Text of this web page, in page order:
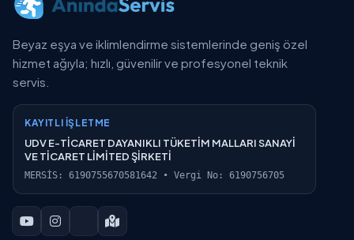
Beyaz eşya ve iklimlendirme sistemlerinde geniş özel
hizmet ağıyla; hızlı, güvenilir ve profesyonel teknik
servis.
KAYITLI İŞLETME
UDV E-TİCARET DAYANIKLI TÜKETİM MALLARI SANAYİ
VE TİCARET LİMİTED ŞİRKETİ
MERSİS: 6190755670581642 • Vergi No: 6190756705